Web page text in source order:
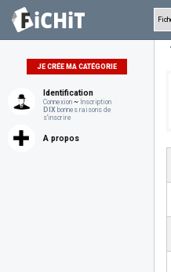
JE CRÉE MA CATÉGORIE
Identification
Connexion ~ Inscription
DIX bonnes raisons de
s'inscrire
A propos